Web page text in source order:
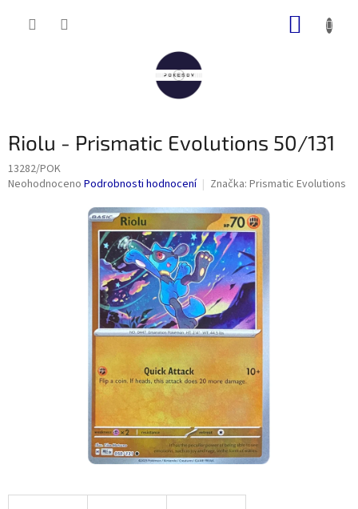
Riolu - Prismatic Evolutions 50/131
13282/POK
Průměrné
Neohodnoceno Podrobnosti hodnocení Značka: Prismatic Evolutions